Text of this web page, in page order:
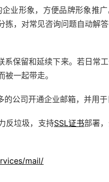
业形象，方便品牌形象推
拣，对常见咨询问题自动解
保留和延续下来。若日常
一起带走。
公司开通企业邮箱，并用于
反垃圾，支持SSL证书部署
mail/